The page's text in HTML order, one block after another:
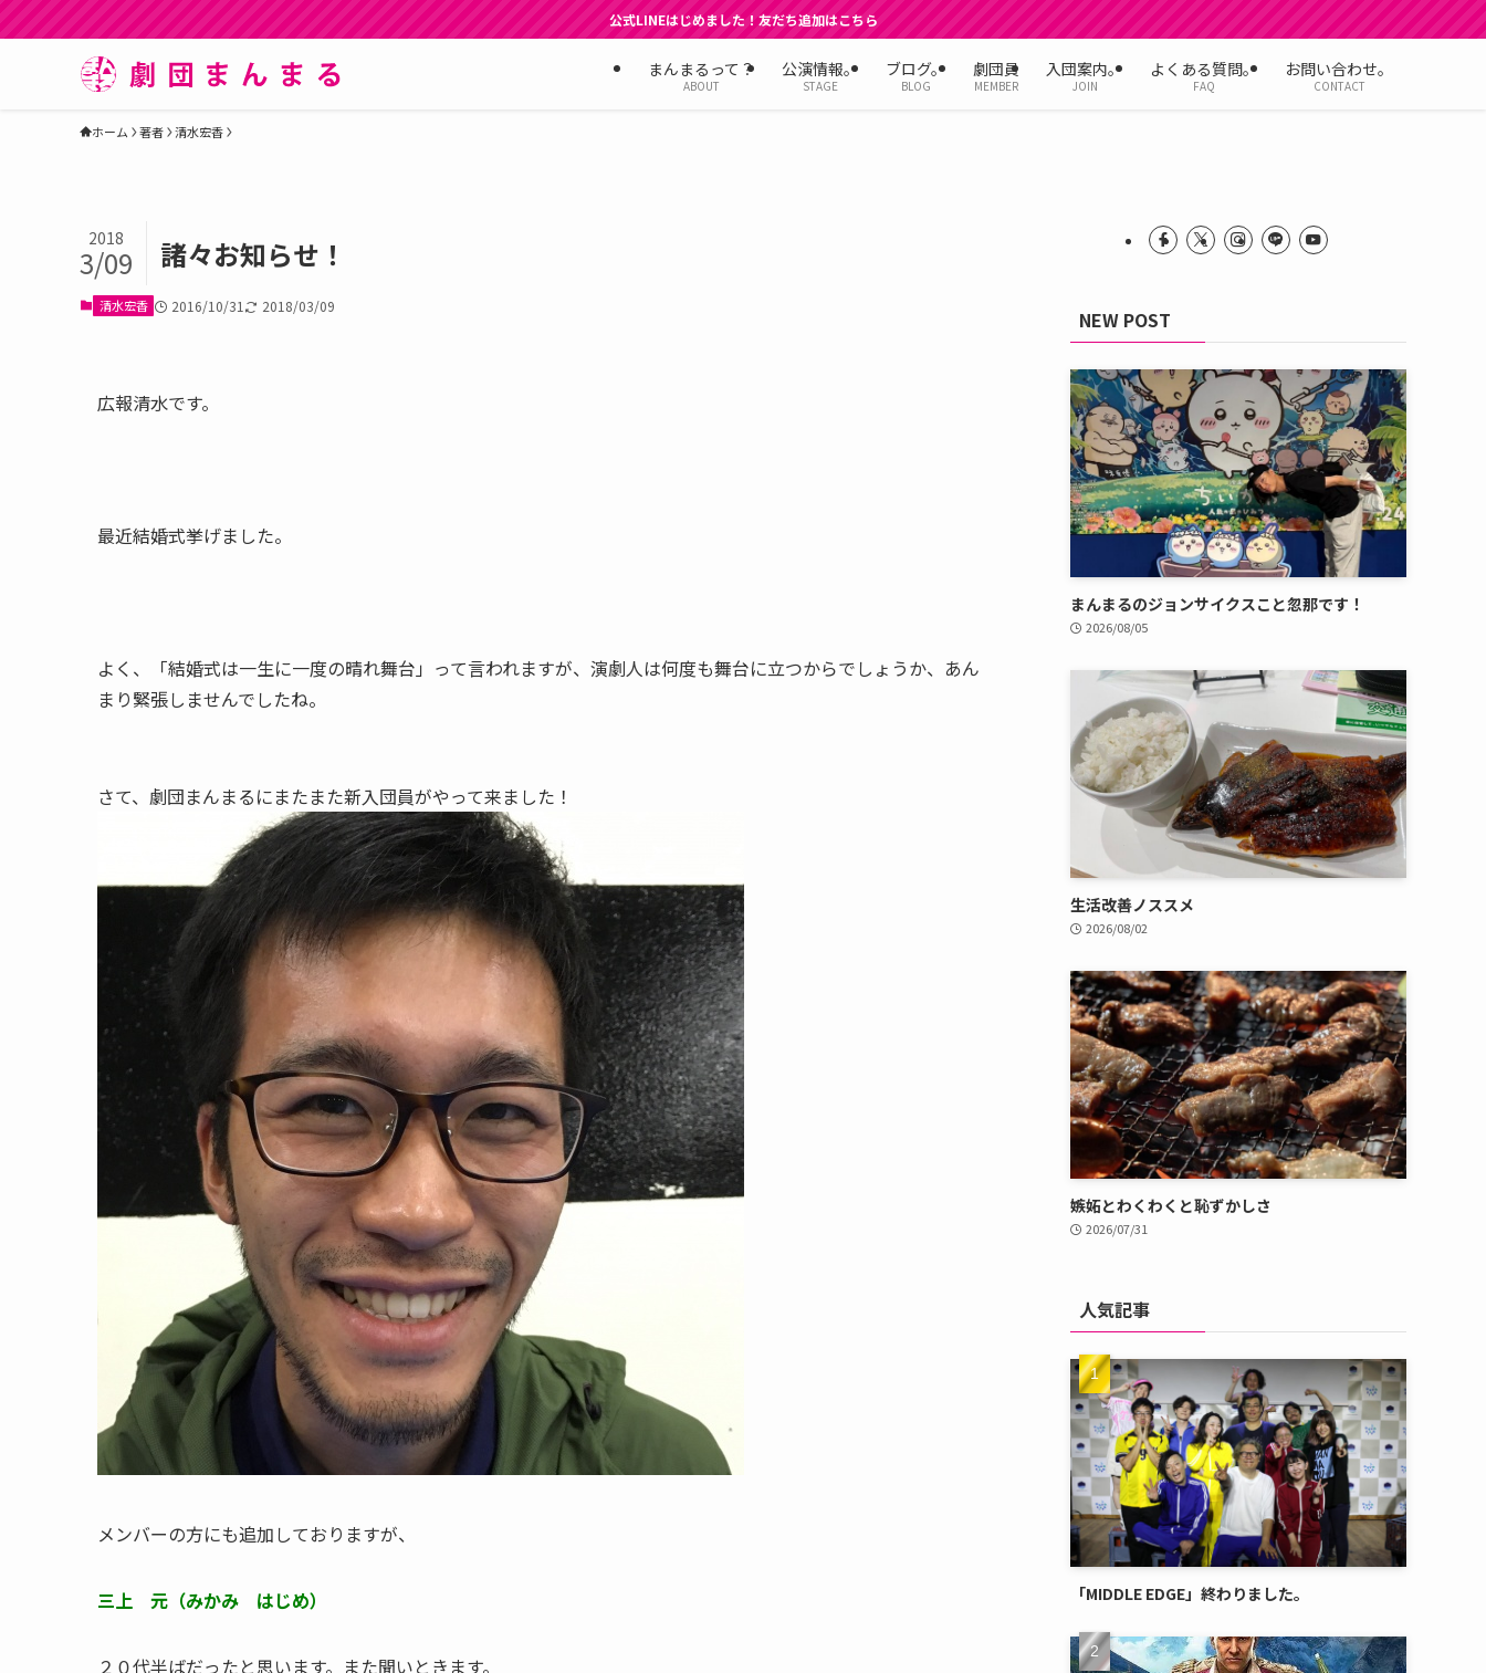
公式LINEはじめました！友だち追加はこちら
まんまるって？
ABOUT
公演情報。
STAGE
ブログ。
BLOG
劇団員
MEMBER
入団案内。
JOIN
よくある質問。
FAQ
お問い合わせ。
CONTACT
ホーム 著者 清水宏香
諸々お知らせ！
2018
3/09
清水宏香 2016/10/31 2018/03/09
広報清水です。
最近結婚式挙げました。
よく、「結婚式は一生に一度の晴れ舞台」って言われますが、演劇人は何度も舞台に立つからでしょうか、あん
まり緊張しませんでしたね。
さて、劇団まんまるにまたまた新入団員がやって来ました！
メンバーの方にも追加しておりますが、
三上 元（みかみ はじめ）
２０代半ばだったと思います。また聞いときます。
NEW POST
まんまるのジョンサイクスこと忽那です！
2026/08/05
生活改善ノススメ
2026/08/02
嫉妬とわくわくと恥ずかしさ
2026/07/31
人気記事
「MIDDLE EDGE」終わりました。